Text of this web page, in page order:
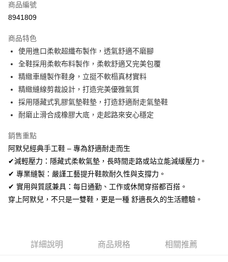
信用卡分期付款
合作金庫商業銀行
華南商業銀行
彰化商業銀行
上海商業儲蓄銀行
台北富邦商業銀行
國泰世華商業銀行
兆豐國際商業銀行
臺灣中小企業銀行
台中商業銀行
匯豐（台灣）商業銀行
華泰商業銀行
聯邦商業銀行
遠東國際商業銀行
元大商業銀行
永豐商業銀行
台新國際商業銀行
台灣樂天信用卡公司
超商取貨付款
LINE Pay
Apple Pay
街口支付
AFTEE先享後付
相關說明
【關於「AFTEE先享後付」】
AFTEE先享後付是「在收到商品之後才付款」的支付方式。 讓您購物簡單
便利好安心！
１．簡單：不需註冊會員、不需綁卡、不需儲值。
２．便利：只要手機號碼，簡訊認證，即可結帳。
結帳頁面，進行簡訊認證並確認金額後，即可完成結帳。
ATM付款
運送方式
付款後全家取貨
商品編號
8941809
商品特色
使用進口柔軟超纖布製作，透氣舒適不磨腳
全鞋採用柔軟布料製作，柔軟舒適又完美包覆
精緻車縫製作鞋身，立挺不軟榻真材實料
精緻縫線剪裁設計，打造完美優雅氣質
採用隱藏式乳膠氣墊鞋墊，打造舒適耐走氣墊鞋
耐磨止滑合成橡膠大底，走起路來安心穩定
銷售重點
阿默兒經典手工鞋 – 專為舒適耐走而生
✔減輕壓力：隱藏式柔軟氣墊，長時間走路或站立能減緩壓力。
✔ 專業縫製：嚴謹工藝提升鞋款耐久性與支撐力。
✔ 實用與質感兼具：每日通勤、工作或休閒穿搭都百搭。
穿上阿默兒，不只是一雙鞋，更是一種 舒適長久的生活體驗。
詳細說明 商品規格 相關推薦